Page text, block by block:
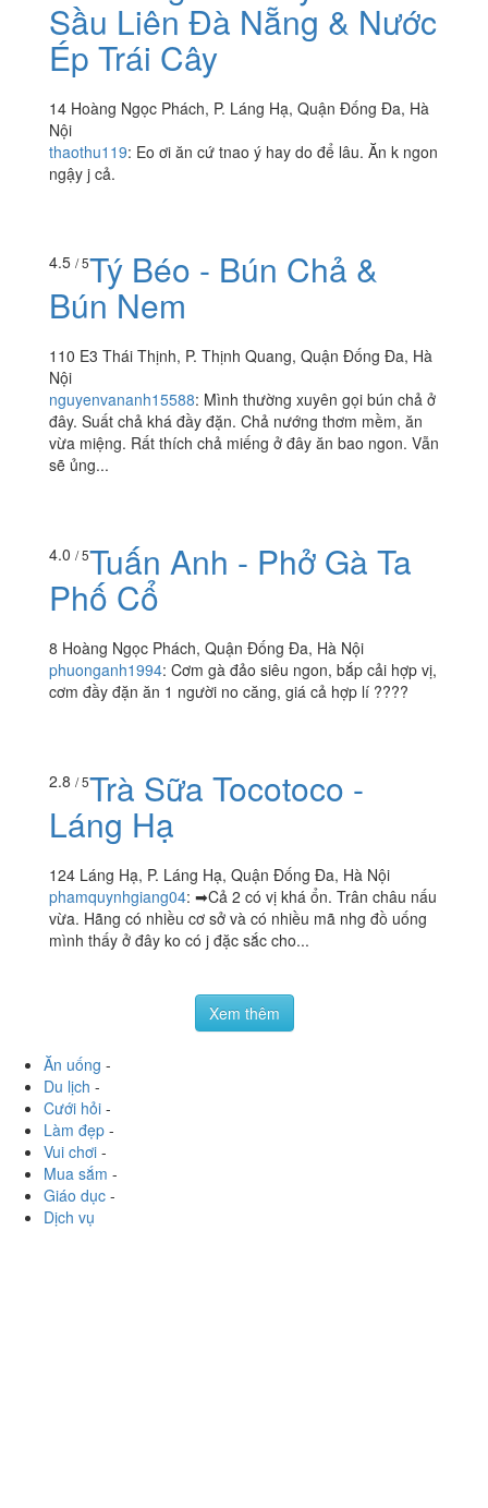
4.1 / 5 Xưởng Trái Cây - Chè
Sầu Liên Đà Nẵng & Nước
Ép Trái Cây
ngậy j cả.
4.5 / 5Tý Béo - Bún Chả &
Bún Nem
110 E3 Thái Thịnh, P. Thịnh Quang, Quận Đống Đa, Hà
Nội
sẽ ủng...
4.0/ 5Tuấn Anh - Phở Gà Ta
Phố Cổ
cơm đầy đặn ăn 1 người no căng, giá cả hợp lí ????
2.8 / 5 Trà Sữa Tocotoco -
Láng Hạ
vừa. Hãng có nhiều cơ sở và có nhiều mã nhg đồ uống
mình thấy ở đây ko có j đặc sắc cho...
Ăn uống -
Du lịch-
Cưới hỏi-
Làm đẹp